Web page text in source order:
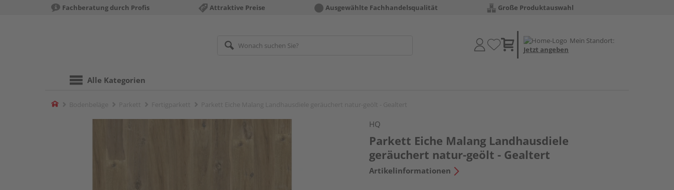
Fachberatung durch Profis Attraktive Preise Ausgewählte Fachhandelsqualität Große Produktauswahl
Mein Standort:
Jetzt angeben
Alle Kategorien
Home
HQ
Parkett Eiche Malang Landhausdiele
geräuchert natur-geölt - Gealtert
Artikelinformationen